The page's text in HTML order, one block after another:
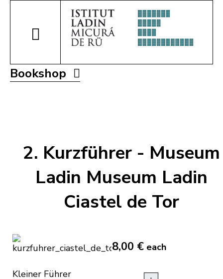
Bookshop
2. Kurzführer - Museum
Ladin Museum Ladin
Ciastel de Tor
Kleiner Führer
8,00 € each